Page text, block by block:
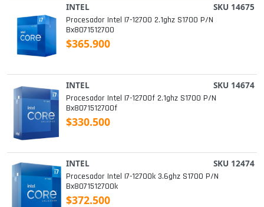
INTEL SKU 14675
Procesador Intel I7-12700 2.1ghz S1700 P/n
Bx8071512700
$365.900
INTEL SKU 14674
Procesador Intel I7-12700f 2.1ghz S1700 P/n
Bx8071512700f
$330.500
INTEL SKU 12474
Procesador Intel I7-12700k 3.6ghz S1700 P/n
Bx8071512700k
$372.500